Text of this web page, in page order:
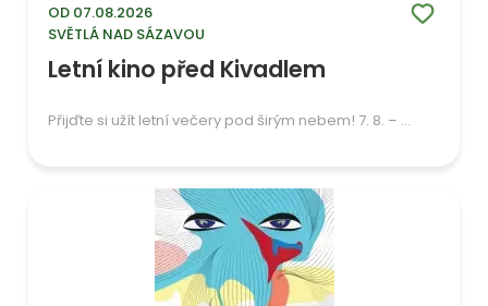
OD 07.08.2026
SVĚTLÁ NAD SÁZAVOU
Letní kino před Kivadlem
Přijďte si užít letní večery pod širým nebem! 7. 8. – ...